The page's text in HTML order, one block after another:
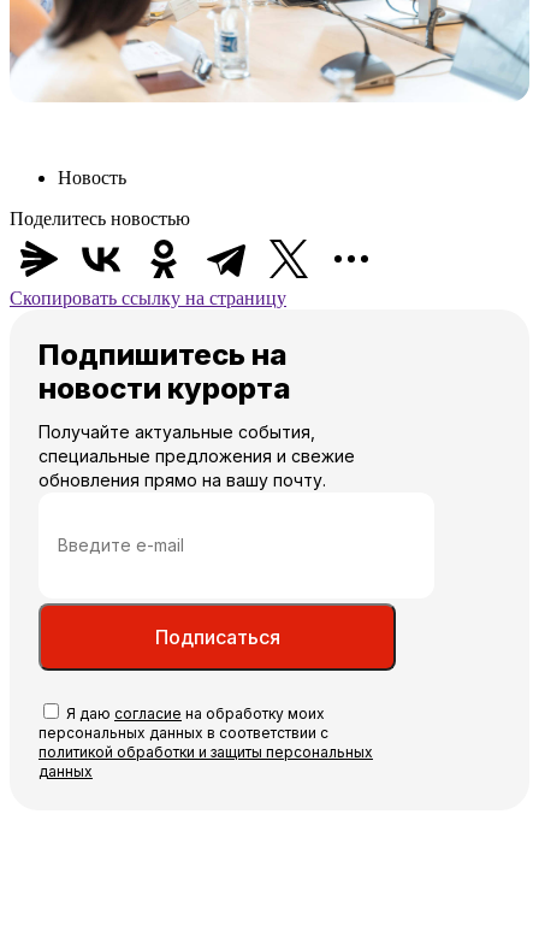
Новость
Поделитесь новостью
Скопировать ссылку на страницу
Подпишитесь на
новости курорта
Получайте актуальные события,
специальные предложения и свежие
обновления прямо на вашу почту.
Подписаться
Я даю согласие на обработку моих
персональных данных в соответствии с
политикой обработки и защиты персональных
данных